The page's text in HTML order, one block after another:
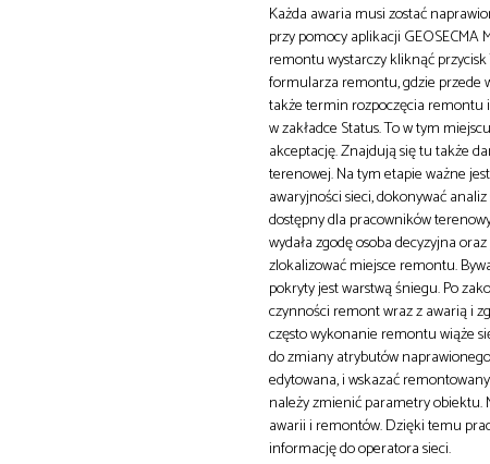
Każda awaria musi zostać
przy pomocy aplikacji
remontu wystarczy kliknąć
formularza remontu, gdzie przede
także termin rozpoczęcia remontu
w zakładce Status. To w tym
akceptację. Znajdują się tu także
terenowej. Na tym etapie ważne
awaryjności sieci, dokonywać
dostępny dla pracowników
wydała zgodę osoba decyzyjna
zlokalizować miejsce remontu.
pokryty jest warstwą śniegu. Po
czynności remont wraz z awarią i
często wykonanie remontu wiąże
do zmiany atrybutów
edytowana, i wskazać
należy zmienić parametry obiektu.
awarii i remontów. Dzięki temu
informację do operatora sieci.